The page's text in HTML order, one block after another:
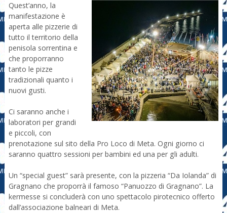
Quest’anno, la
manifestazione è
aperta alle pizzerie di
tutto il territorio della
penisola sorrentina e
che proporranno
tanto le pizze
tradizionali quanto i
nuovi gusti.
Ci saranno anche i
laboratori per grandi
e piccoli, con
prenotazione sul sito della Pro Loco di Meta. Ogni giorno ci
saranno quattro sessioni per bambini ed una per gli adulti.
Un “special guest” sarà presente, con la pizzeria “Da Iolanda” di
Gragnano che proporrà il famoso “Panuozzo di Gragnano”. La
kermesse si concluderà con uno spettacolo pirotecnico offerto
dall’associazione balneari di Meta.